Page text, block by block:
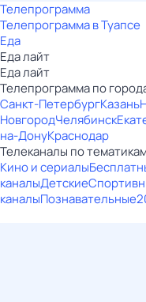
Телепрограмма
Телепрограмма в Туапсе
Еда
Еда лайт
Еда лайт
Телепрограмма по
Санкт-ПетербургКазань
НовгородЧелябинск
на-ДонуКраснодар
Телеканалы по
Кино и сериалы
каналыДетские
каналыПознавательные